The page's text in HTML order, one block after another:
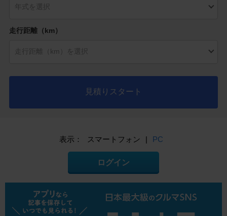
走行距離（km）
見積りスタート
表示： スマートフォン | PC
ログイン